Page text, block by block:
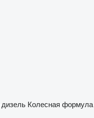
дизель Колесная формула